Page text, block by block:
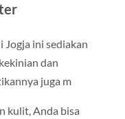
ini sediakan
dan
juga m
kulit, Anda bisa